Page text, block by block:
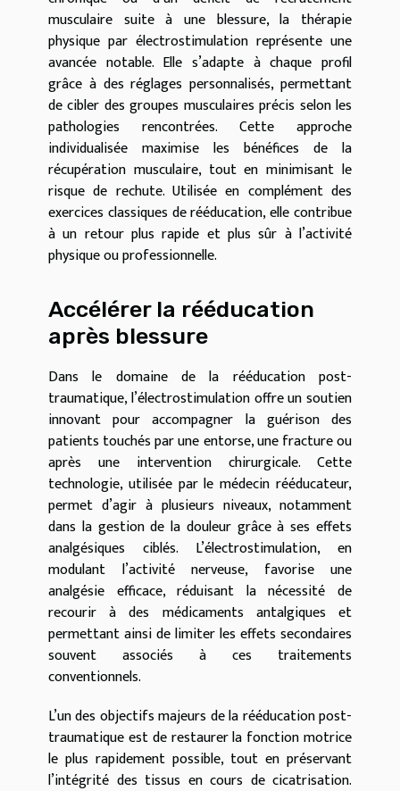
musculaire suite à une blessure, la thérapie
physique par électrostimulation représente une
avancée notable. Elle s’adapte à chaque profil
grâce à des réglages personnalisés, permettant
de cibler des groupes musculaires précis selon les
pathologies rencontrées. Cette approche
individualisée maximise les bénéfices de la
récupération musculaire, tout en minimisant le
risque de rechute. Utilisée en complément des
exercices classiques de rééducation, elle contribue
à un retour plus rapide et plus sûr à l’activité
physique ou professionnelle.
Accélérer la rééducation
après blessure
Dans le domaine de la rééducation post-
traumatique, l’électrostimulation offre un soutien
innovant pour accompagner la guérison des
patients touchés par une entorse, une fracture ou
après une intervention chirurgicale. Cette
technologie, utilisée par le médecin rééducateur,
permet d’agir à plusieurs niveaux, notamment
dans la gestion de la douleur grâce à ses effets
analgésiques ciblés. L’électrostimulation, en
modulant l’activité nerveuse, favorise une
analgésie efficace, réduisant la nécessité de
recourir à des médicaments antalgiques et
permettant ainsi de limiter les effets secondaires
souvent associés à ces traitements
conventionnels.
L’un des objectifs majeurs de la rééducation post-
traumatique est de restaurer la fonction motrice
le plus rapidement possible, tout en préservant
l’intégrité des tissus en cours de cicatrisation.